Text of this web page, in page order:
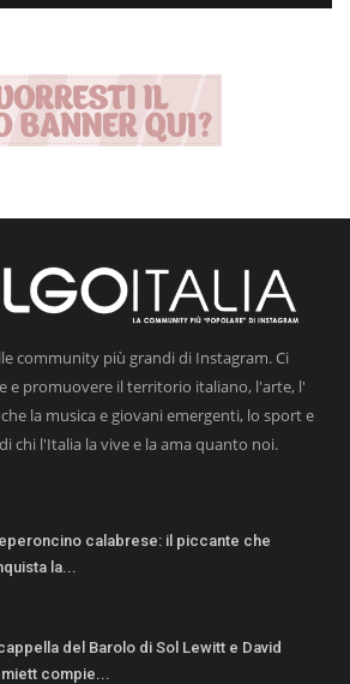
community più grandi di Instagram. Ci
e promuovere il territorio italiano, l'arte, l'
la musica e giovani emergenti, lo sport e
chi l'Italia la vive e la ama quanto noi.
calabrese: il piccante che
la...
del Barolo di Sol Lewitt e David
compie...